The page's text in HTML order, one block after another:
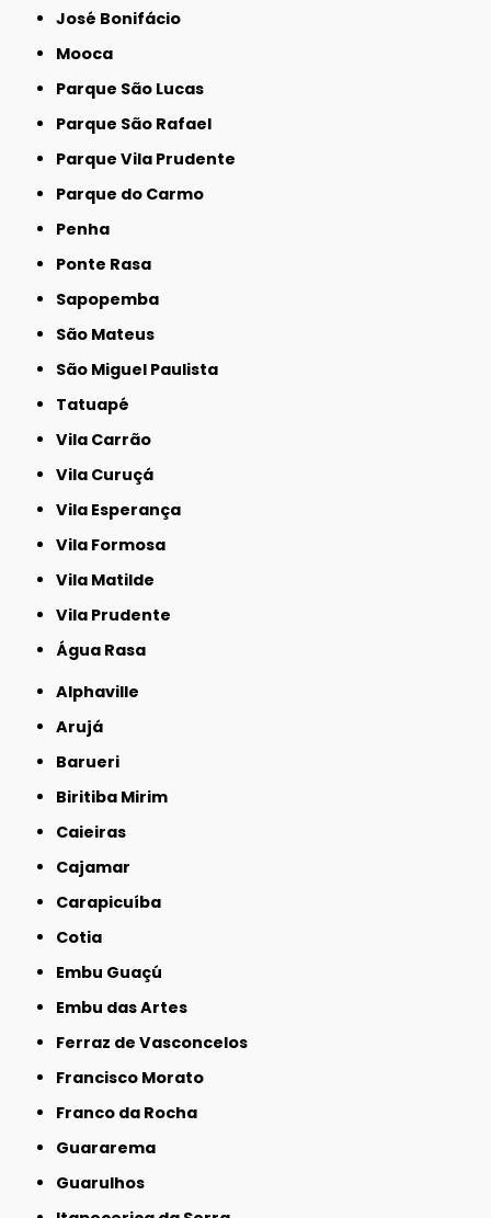
José Bonifácio
Mooca
Parque São Lucas
Parque São Rafael
Parque Vila Prudente
Parque do Carmo
Penha
Ponte Rasa
Sapopemba
São Mateus
São Miguel Paulista
Tatuapé
Vila Carrão
Vila Curuçá
Vila Esperança
Vila Formosa
Vila Matilde
Vila Prudente
Água Rasa
Alphaville
Arujá
Barueri
Biritiba Mirim
Caieiras
Cajamar
Carapicuíba
Cotia
Embu Guaçú
Embu das Artes
Ferraz de Vasconcelos
Francisco Morato
Franco da Rocha
Guararema
Guarulhos